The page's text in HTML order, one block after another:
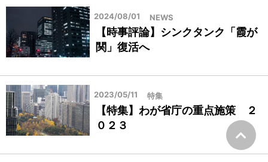
2024/08/01 NEWS
【時事評論】シンクタンク「霞が
関」復活へ
2023/05/11 特集
【特集】わが省庁の重点施策 ２
０２３